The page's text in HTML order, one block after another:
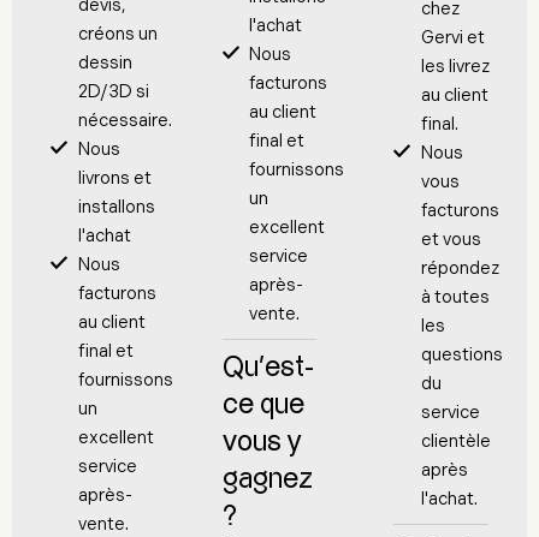
devis,
créons un
dessin
2D/3D si
nécessaire.
Nous
livrons et
installons
l'achat
Nous
facturons
au client
final et
fournissons
un
excellent
service
après-
vente.
l'achat
Nous
facturons
au client
final et
fournissons
un
excellent
service
après-
vente.
Qu'est-
ce que
vous y
gagnez
?
chez
Gervi et
les livrez
au client
final.
Nous
vous
facturons
et vous
répondez
à toutes
les
questions
du
service
clientèle
après
l'achat.